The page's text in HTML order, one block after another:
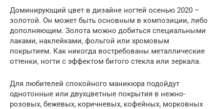
Доминирующий цвет в дизайне ногтей осенью 2020 –
золотой. Он может быть основным в композиции, либо
дополняющим. Золота можно добиться специальными
лаками, наклейками, фольгой или хромовым
покрытием. Как никогда востребованы металлические
оттенки, ногти с эффектом битого стекла или зеркала.
Для любителей спокойного маникюра подойдут
однотонные или двухцветные покрытия в нежно-
розовых, бежевых, коричневых, кофейных, морковных